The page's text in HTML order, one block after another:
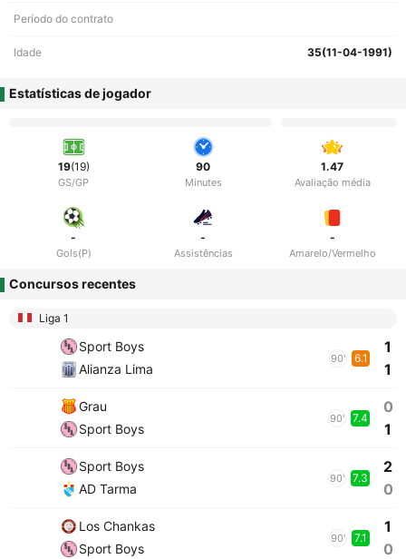
Período do contrato
Idade 35(11-04-1991)
Estatísticas de jogador
19(19)
GS/GP
90
Minutes
1.47
Avaliação média
-
Gols(P)
-
Assistências
-
Amarelo/Vermelho
Concursos recentes
Liga 1
Sport Boys
Alianza Lima
90' 6.1
1
1
Grau
Sport Boys
90' 7.4
0
1
Sport Boys
AD Tarma
90' 7.3
2
0
Los Chankas
Sport Boys
90' 7.1
1
0